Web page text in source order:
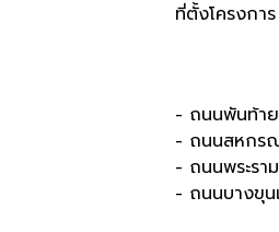
ที่ตั้งโครงกา
- ถนนพันท้า
- ถนนสหกร
- ถนนพระรา
- ถนนบางขุน